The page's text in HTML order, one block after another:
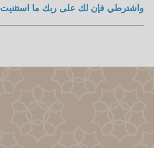
واشترطي فإن لك على ربك ما استثنيت